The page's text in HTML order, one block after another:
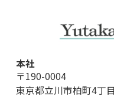
本社
〒190-0004
東京都立川市柏町4丁